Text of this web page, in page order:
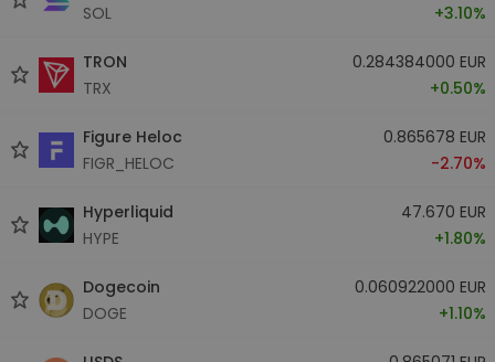
SOL
+3.10%
TRON
TRX
0.284384000 EUR
+0.50%
Figure Heloc
FIGR_HELOC
0.865678 EUR
-2.70%
Hyperliquid
HYPE
47.670 EUR
+1.80%
Dogecoin
DOGE
0.060922000 EUR
+1.10%